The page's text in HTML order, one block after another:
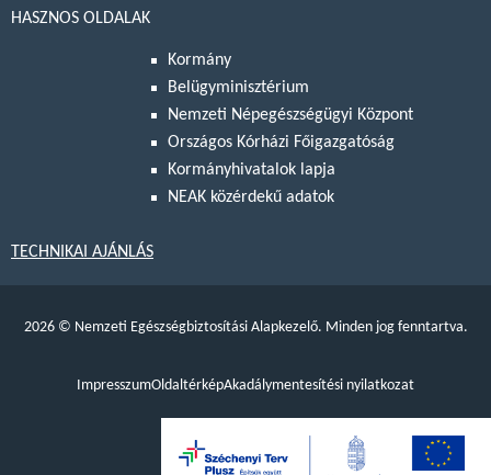
HASZNOS OLDALAK
Kormány
Belügyminisztérium
Nemzeti Népegészségügyi Központ
Országos Kórházi Főigazgatóság
Kormányhivatalok lapja
NEAK közérdekű adatok
TECHNIKAI AJÁNLÁS
2026 © Nemzeti Egészségbiztosítási Alapkezelő. Minden jog fenntartva.
ImpresszumOldaltérképAkadálymentesítési nyilatkozat